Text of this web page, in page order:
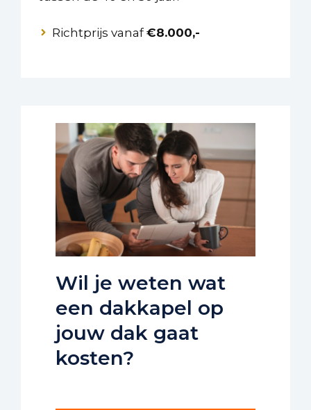
Richtprijs vanaf€8.000,-
Wil je weten wat
een dakkapel op
jouw dak gaat
kosten?